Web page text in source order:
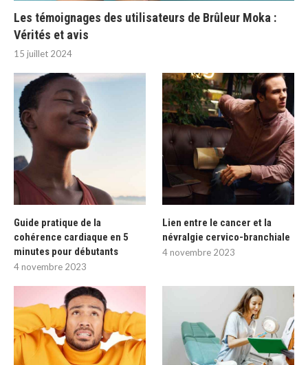
Les témoignages des utilisateurs de Brûleur Moka :
Vérités et avis
15 juillet 2024
Guide pratique de la
cohérence cardiaque en 5
minutes pour débutants
4 novembre 2023
Lien entre le cancer et la
névralgie cervico-branchiale
4 novembre 2023